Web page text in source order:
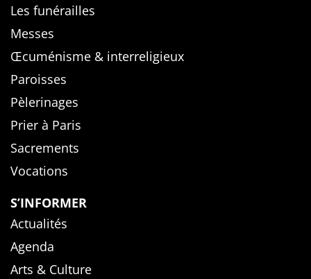
Les funérailles
Messes
Œcuménisme & interreligieux
Paroisses
Pèlerinages
Prier à Paris
Sacrements
Vocations
S’INFORMER
Actualités
Agenda
Arts & Culture